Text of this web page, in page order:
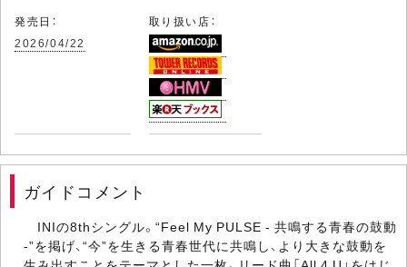
発売日：
2026/04/22
取り扱い店：
ガイドコメント
INIの8thシングル。“Feel My PULSE - 共鳴する青春の鼓動
-”を掲げ、“今”を生きる青春世代に共鳴し、より大きな鼓動を